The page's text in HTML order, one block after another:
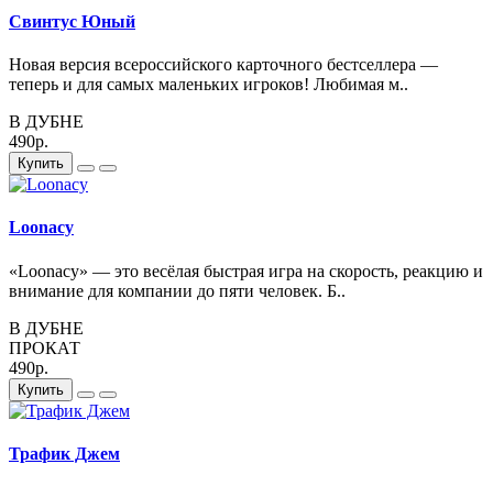
Свинтус Юный
Новая версия всероссийского карточного бестселлера —
теперь и для самых маленьких игроков! Любимая м..
В ДУБНЕ
490р.
Купить
Loonacy
«Loonacy» — это весёлая быстрая игра на скорость, реакцию и
внимание для компании до пяти человек. Б..
В ДУБНЕ
ПРОКАТ
490р.
Купить
Трафик Джем